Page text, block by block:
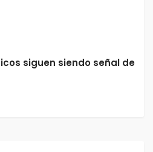
siguen siendo señal de